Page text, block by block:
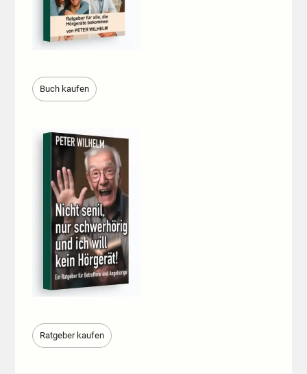
Buch kaufen
Ratgeber kaufen